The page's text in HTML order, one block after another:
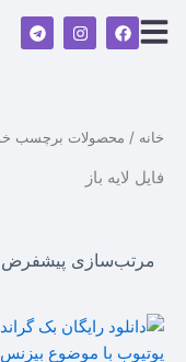
F
a
c
k
I
n
s
a
T
e
l
m خانه / محصولات برچسب
فایل لایه باز